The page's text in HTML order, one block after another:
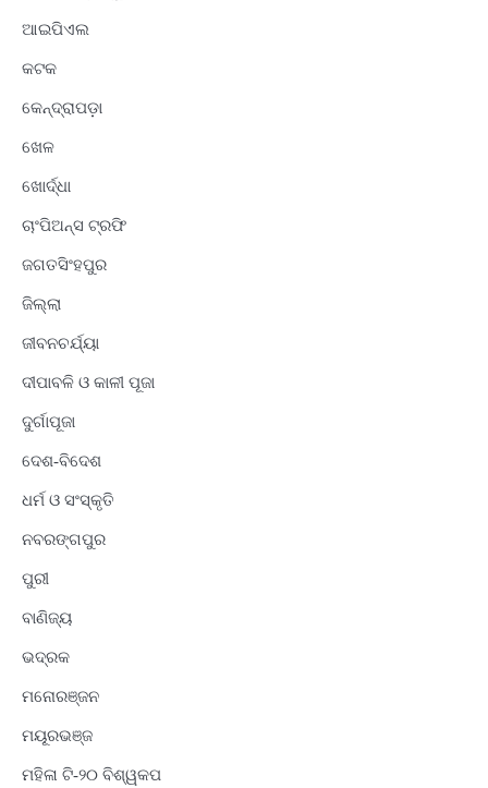
ଆଇପିଏଲ
କଟକ
କେନ୍ଦ୍ରାପଡ଼ା
ଖେଳ
ଖୋର୍ଦ୍ଧା
ଚାଂପିଅନ୍ସ ଟ୍ରଫି
ଜଗତସିଂହପୁର
ଜିଲ୍ଲା
ଜୀବନଚର୍ଯ୍ୟା
ଦୀପାବଳି ଓ କାଳୀ ପୂଜା
ଦୁର୍ଗାପୂଜା
ଦେଶ-ବିଦେଶ
ଧର୍ମ ଓ ସଂସ୍କୃତି
ନବରଙ୍ଗପୁର
ପୁରୀ
ବାଣିଜ୍ୟ
ଭଦ୍ରକ
ମନୋରଞ୍ଜନ
ମୟୂରଭଞ୍ଜ
ମହିଳା ଟି-୨୦ ବିଶ୍ୱକପ